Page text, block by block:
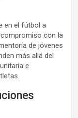
en el fútbol a
con la
de jóvenes
más allá del
e